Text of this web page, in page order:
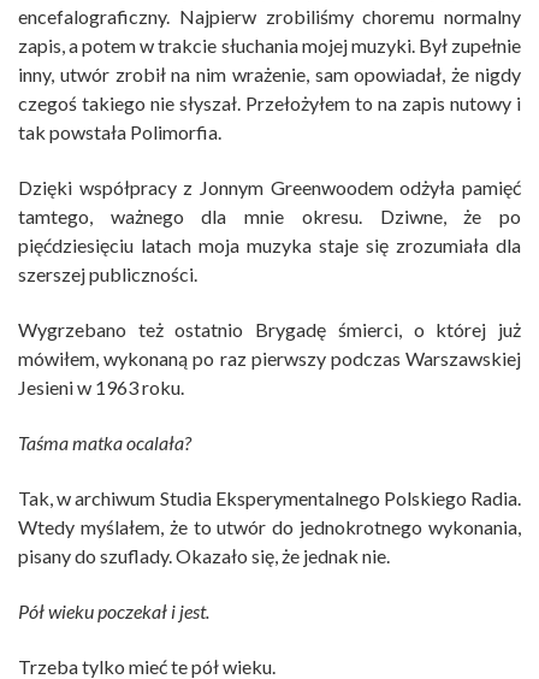
encefalograficzny. Najpierw zrobiliśmy choremu normalny
zapis, a potem w trakcie słuchania mojej muzyki. Był zupełnie
inny, utwór zrobił na nim wrażenie, sam opowiadał, że nigdy
czegoś takiego nie słyszał. Przełożyłem to na zapis nutowy i
tak powstała Polimorfia.
Dzięki współpracy z Jonnym Greenwoodem odżyła pamięć
tamtego, ważnego dla mnie okresu. Dziwne, że po
pięćdziesięciu latach moja muzyka staje się zrozumiała dla
szerszej publiczności.
Wygrzebano też ostatnio Brygadę śmierci, o której już
mówiłem, wykonaną po raz pierwszy podczas Warszawskiej
Jesieni w 1963 roku.
Taśma matka ocalała?
Tak, w archiwum Studia Eksperymentalnego Polskiego Radia.
Wtedy myślałem, że to utwór do jednokrotnego wykonania,
pisany do szuflady. Okazało się, że jednak nie.
Pół wieku poczekał i jest.
Trzeba tylko mieć te pół wieku.